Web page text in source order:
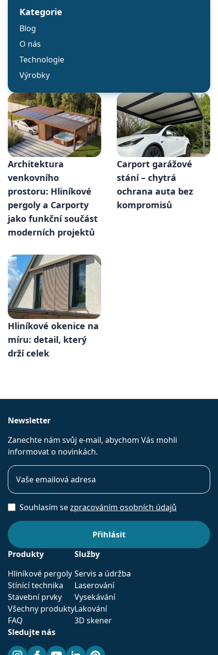
Kategorie
Blog
O nás
Technologie
Výrobky
Architektura
venkovního
prostoru: Hliníkové
pergoly a Carporty
jako funkční součást
moderních projektů
Carport garážové
stání – chytrá
ochrana auta bez
kompromisů
Hliníkové okenice na
míru: detail, který
drží celek
Newsletter
Zanechte nám svůj e-mail, abychom Vás mohli
informovat o novinkách.
Souhlasím sezpracováním osobních údajů
Produkty
Hliníkové pergoly
Stínící technika
Stavební prvky
Všechny produkty
FAQ
Služby
Servis a údržba
Laserování
Vysekávání
Lakování
3D skener
Sledujte nás
Instagram
FacebookYouTubeLinkedInPinterest